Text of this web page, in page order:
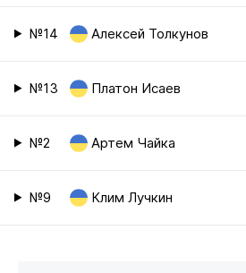
№14 Алексей Толкунов
№13 Платон Исаев
№2 Артем Чайка
№9 Клим Лучкин